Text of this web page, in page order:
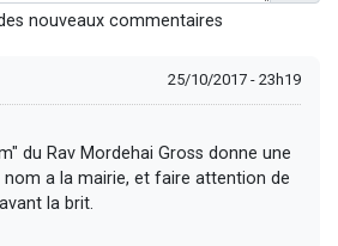
nouveaux commentaires
25/10/2017 - 23h19
du Rav Mordehai Gross donne une
a la mairie, et faire attention de
la brit.